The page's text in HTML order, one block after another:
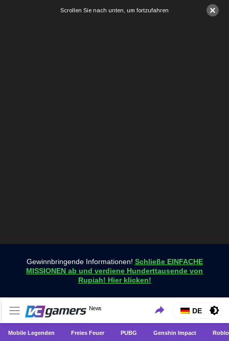
×
Scrollen Sie nach unten, um fortzufahren
Gewinnbringende Informationen! Schließe EINFACHE
MISSIONEN ab und verdiene Hunderttausende von
Rupiah! Hier klicken!
VCGamers-Neuigkeiten
News
Holen Sie sich die neuesten Spielnachrichten nur bei
VCGamers
DE
Mobile Legenden Freies Feuer PUBG Genshin Impact